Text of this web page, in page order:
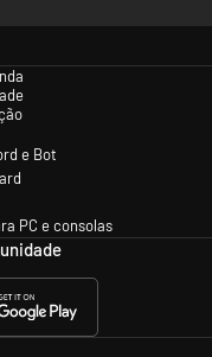
e Bot
PC e consolas